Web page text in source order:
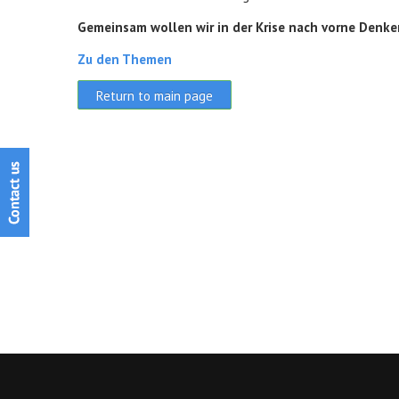
Gemeinsam wollen wir in der Krise nach vorne
Zu den Themen
Return to main page